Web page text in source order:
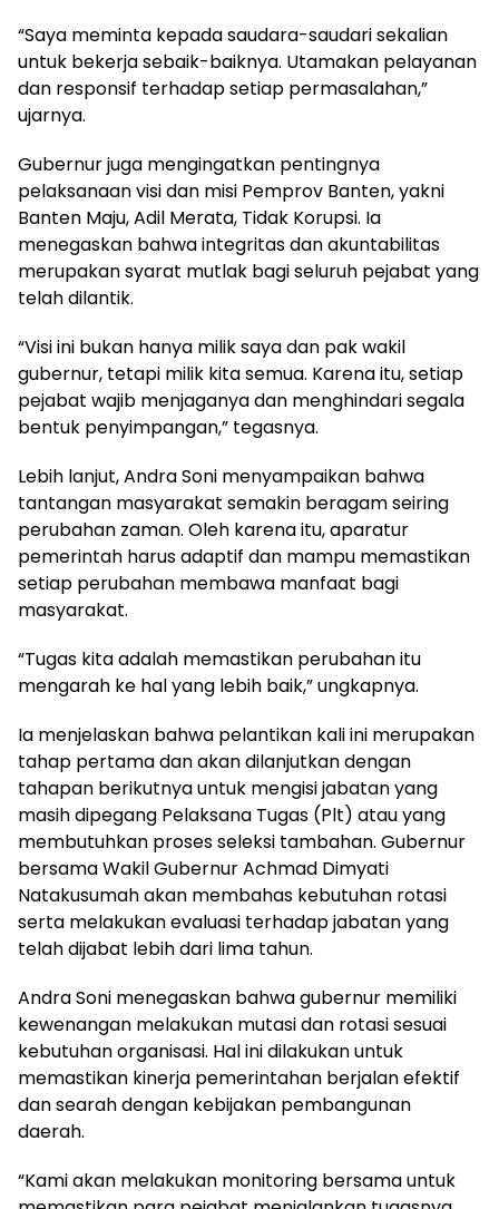
“Saya meminta kepada saudara-saudari sekalian
untuk bekerja sebaik-baiknya. Utamakan pelayanan
dan responsif terhadap setiap permasalahan,”
ujarnya.
Gubernur juga mengingatkan pentingnya
pelaksanaan visi dan misi Pemprov Banten, yakni
Banten Maju, Adil Merata, Tidak Korupsi. Ia
menegaskan bahwa integritas dan akuntabilitas
merupakan syarat mutlak bagi seluruh pejabat yang
telah dilantik.
“Visi ini bukan hanya milik saya dan pak wakil
gubernur, tetapi milik kita semua. Karena itu, setiap
pejabat wajib menjaganya dan menghindari segala
bentuk penyimpangan,” tegasnya.
Lebih lanjut, Andra Soni menyampaikan bahwa
tantangan masyarakat semakin beragam seiring
perubahan zaman. Oleh karena itu, aparatur
pemerintah harus adaptif dan mampu memastikan
setiap perubahan membawa manfaat bagi
masyarakat.
“Tugas kita adalah memastikan perubahan itu
mengarah ke hal yang lebih baik,” ungkapnya.
Ia menjelaskan bahwa pelantikan kali ini merupakan
tahap pertama dan akan dilanjutkan dengan
tahapan berikutnya untuk mengisi jabatan yang
masih dipegang Pelaksana Tugas (Plt) atau yang
membutuhkan proses seleksi tambahan. Gubernur
bersama Wakil Gubernur Achmad Dimyati
Natakusumah akan membahas kebutuhan rotasi
serta melakukan evaluasi terhadap jabatan yang
telah dijabat lebih dari lima tahun.
Andra Soni menegaskan bahwa gubernur memiliki
kewenangan melakukan mutasi dan rotasi sesuai
kebutuhan organisasi. Hal ini dilakukan untuk
memastikan kinerja pemerintahan berjalan efektif
dan searah dengan kebijakan pembangunan
daerah.
“Kami akan melakukan monitoring bersama untuk